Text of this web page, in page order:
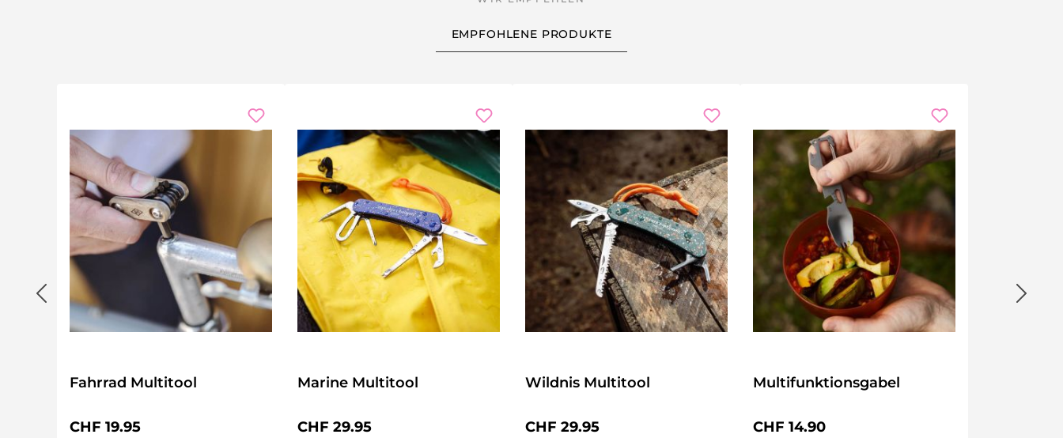
EMPFOHLENE PRODUKTE
Fahrrad Multitool
Regulärer Preis:
CHF 19.95
Marine Multitool
Regulärer Preis:
CHF 29.95
Wildnis Multitool
Regulärer Preis:
CHF 29.95
Multifunktionsgabel
Regulärer Preis:
CHF 14.90